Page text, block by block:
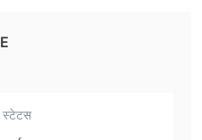
स्टेटस